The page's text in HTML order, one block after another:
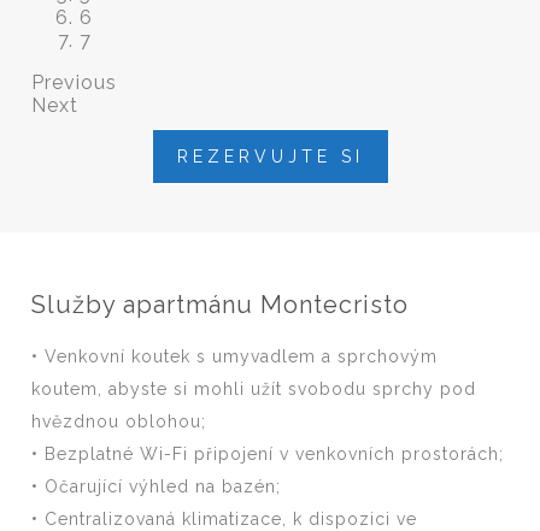
6
7
Previous
Next
REZERVUJTE SI
Služby apartmánu Montecristo
• Venkovní koutek s umyvadlem a sprchovým
koutem, abyste si mohli užít svobodu sprchy pod
hvězdnou oblohou;
• Bezplatné Wi-Fi připojení v venkovních prostorách;
• Očarující výhled na bazén;
• Centralizovaná klimatizace, k dispozici ve